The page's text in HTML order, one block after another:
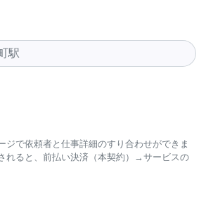
ジで依頼者と仕事詳細のすり合わせができま
れると、前払い決済（本契約）→サービスの